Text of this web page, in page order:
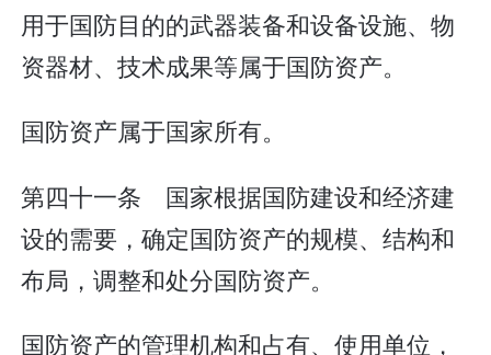
用于国防目的的武器装备和设备设施、物
资器材、技术成果等属于国防资产。
国防资产属于国家所有。
第四十一条 国家根据国防建设和经济建
设的需要，确定国防资产的规模、结构和
布局，调整和处分国防资产。
国防资产的管理机构和占有、使用单位，